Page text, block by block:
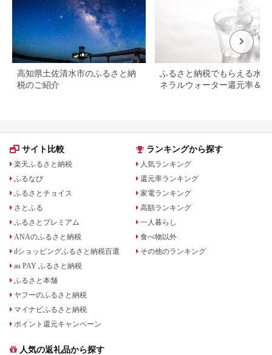
高知県土佐清水市のふるさと納
税のご紹介
ふるさと納税でもらえる水・
ネラルウォーター還元率＆レ
サイト比較
楽天ふるさと納税
ふるなび
ふるさとチョイス
さとふる
ふるさとプレミアム
ANAのふるさと納税
dショッピングふるさと納税百選
au PAY ふるさと納税
ふるさと本舗
ヤフーのふるさと納税
マイナビふるさと納税
ポイント還元キャンペーン
ランキングから探す
人気ランキング
還元率ランキング
家電ランキング
高額ランキング
一人暮らし
食べ物以外
その他のランキング
人気の返礼品から探す